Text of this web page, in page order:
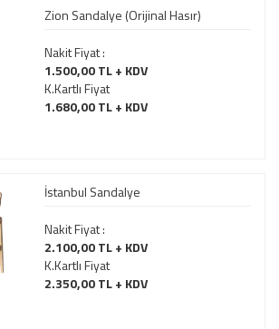
Zion Sandalye (Orijinal Hasır)
Nakit Fiyat :
1.500,00 TL + KDV
K.Kartlı Fiyat
1.680,00 TL + KDV
İstanbul Sandalye
Nakit Fiyat :
2.100,00 TL + KDV
K.Kartlı Fiyat
2.350,00 TL + KDV